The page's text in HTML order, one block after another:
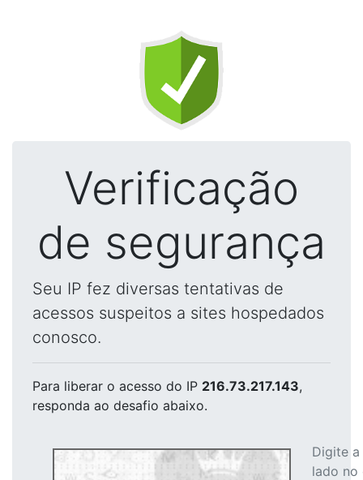
Verificação
de segurança
Seu IP fez diversas tentativas de
acessos suspeitos a sites hospedados
conosco.
Para liberar o acesso do IP 216.73.217.143,
responda ao desafio abaixo.
Digite
lado no